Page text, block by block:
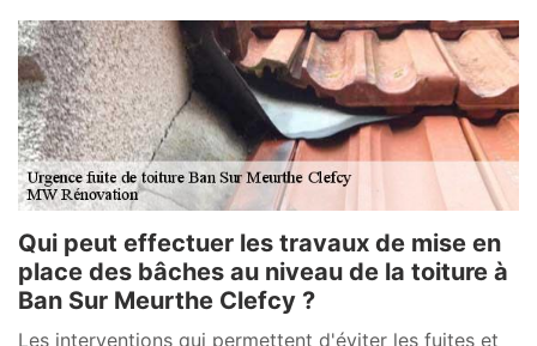
Qui peut effectuer les travaux de mise en
place des bâches au niveau de la toiture à
Ban Sur Meurthe Clefcy ?
Les interventions qui permettent d'éviter les fuites et